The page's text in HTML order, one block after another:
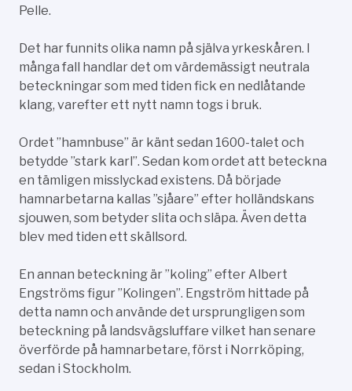
Pelle.
Det har funnits olika namn på själva yrkeskåren. I
många fall handlar det om värdemässigt neutrala
beteckningar som med tiden fick en nedlåtande
klang, varefter ett nytt namn togs i bruk.
Ordet ”hamnbuse” är känt sedan 1600-talet och
betydde ”stark karl”. Sedan kom ordet att beteckna
en tämligen misslyckad existens. Då började
hamnarbetarna kallas ”sjåare” efter holländskans
sjouwen, som betyder slita och släpa. Även detta
blev med tiden ett skällsord.
En annan beteckning är ”koling” efter Albert
Engströms figur ”Kolingen”. Engström hittade på
detta namn och använde det ursprungligen som
beteckning på landsvägsluffare vilket han senare
överförde på hamnarbetare, först i Norrköping,
sedan i Stockholm.